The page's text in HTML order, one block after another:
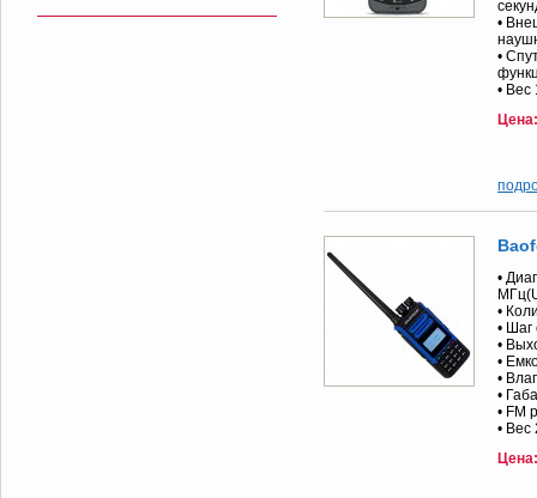
•
•
• Вес
•
•
• Шаг
•
•
•
•
• FM
• Вес